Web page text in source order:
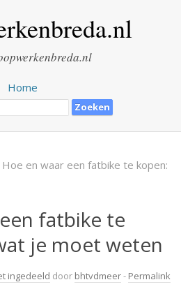
Home
Hoe en waar een fatbike te kopen:
fatbike te
je moet weten
ingedeeld door bhtvdmeer- Permalink